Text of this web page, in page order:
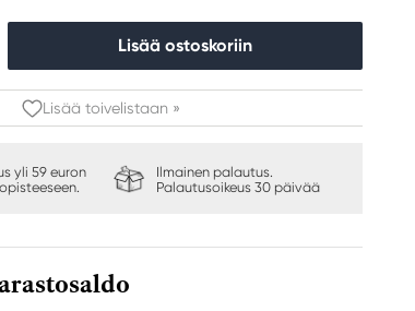
Lisää ostoskoriin
Lisää toivelistaan »
yli 59 euron
Ilmainen palautus.
Palautusoikeus 30 päivää